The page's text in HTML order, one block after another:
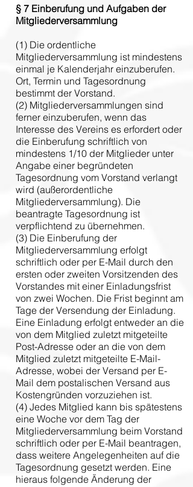
§ 7 Einberufung und Aufgaben der
Mitgliederversammlung
(1) Die ordentliche
Mitgliederversammlung ist mindestens
einmal je Kalenderjahr einzuberufen.
Ort, Termin und Tagesordnung
bestimmt der Vorstand.
(2) Mitgliederversammlungen sind
ferner einzuberufen, wenn das
Interesse des Vereins es erfordert oder
die Einberufung schriftlich von
mindestens 1/10 der Mitglieder unter
Angabe einer begründeten
Tagesordnung vom Vorstand verlangt
wird (außerordentliche
Mitgliederversammlung). Die
beantragte Tagesordnung ist
verpflichtend zu übernehmen.
(3) Die Einberufung der
Mitgliederversammlung erfolgt
schriftlich oder per E-Mail durch den
ersten oder zweiten Vorsitzenden des
Vorstandes mit einer Einladungsfrist
von zwei Wochen. Die Frist beginnt am
Tage der Versendung der Einladung.
Eine Einladung erfolgt entweder an die
von dem Mitglied zuletzt mitgeteilte
Post-Adresse oder an die von dem
Mitglied zuletzt mitgeteilte E-Mail-
Adresse, wobei der Versand per E-
Mail dem postalischen Versand aus
Kostengründen vorzuziehen ist.
(4) Jedes Mitglied kann bis spätestens
eine Woche vor dem Tag der
Mitgliederversammlung beim Vorstand
schriftlich oder per E-Mail beantragen,
dass weitere Angelegenheiten auf die
Tagesordnung gesetzt werden. Eine
hieraus folgende Änderung der